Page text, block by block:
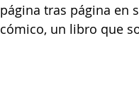
página tras página en
cómico, un libro que